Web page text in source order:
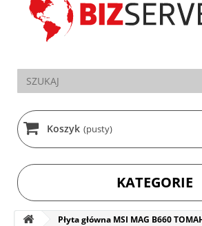
Koszyk (pusty)
KATEGORIE
Płyta główna MSI MAG B660